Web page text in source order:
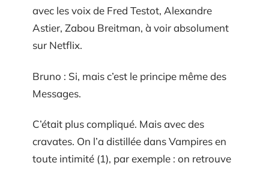
avec les voix de Fred Testot, Alexandre
Astier, Zabou Breitman, à voir absolument
sur Netflix.
Bruno : Si, mais c’est le principe même des
Messages.
C’était plus compliqué. Mais avec des
cravates. On l’a distillée dans Vampires en
toute intimité (1), par exemple : on retrouve